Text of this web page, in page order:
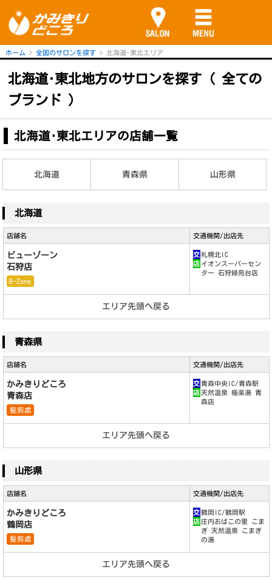
ホーム 全国のサロンを探す 北海道･東北エリア
北海道･東北地方のサロンを探す ( 全ての
ブランド )
北海道･東北エリアの店舗一覧
北海道 青森県 山形県
北海道
店舗名 交通機関/出店先
ビューゾーン
石狩店
B-Zone
交 札幌北IC
店 イオンスーパーセン
ター 石狩緑苑台店
エリア先頭へ戻る
青森県
店舗名 交通機関/出店先
かみきりどころ
青森店
髪剪處
交 青森中央IC/青森駅
店 天然温泉 極楽湯 青
森店
エリア先頭へ戻る
山形県
店舗名 交通機関/出店先
かみきりどころ
鶴岡店
髪剪處
交 鶴岡IC/鶴岡駅
店 庄内おばこの里 こま
ぎ 天然温泉 こまぎ
の湯
エリア先頭へ戻る